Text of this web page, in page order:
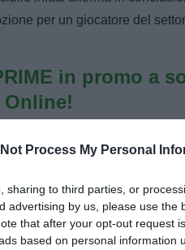
Not Process My Personal
sharing to third parties, or
advertising by us, please use the
that after your opt-out request
based on personal information
per un giocatore del
in promo a
Online!